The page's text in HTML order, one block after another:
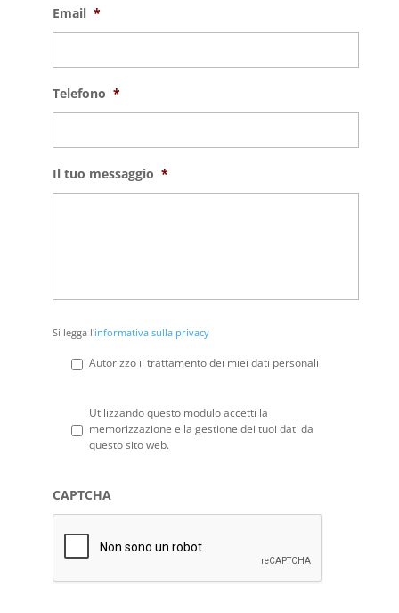
Email *
Telefono *
Il tuo messaggio *
Si
legga
l'informativa
Si legga l'informativa sulla privacy
Autorizzo il trattamento dei miei dati personali
Privacy *
Utilizzando questo modulo accetti la
memorizzazione e la gestione dei tuoi dati da
questo sito web.
CAPTCHA